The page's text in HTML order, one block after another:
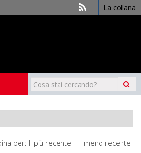
La collana
per: Il più recente | Il meno recente